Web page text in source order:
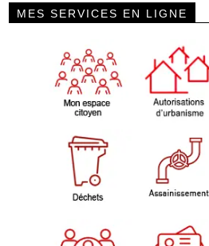
MES SERVICES EN LIGNE